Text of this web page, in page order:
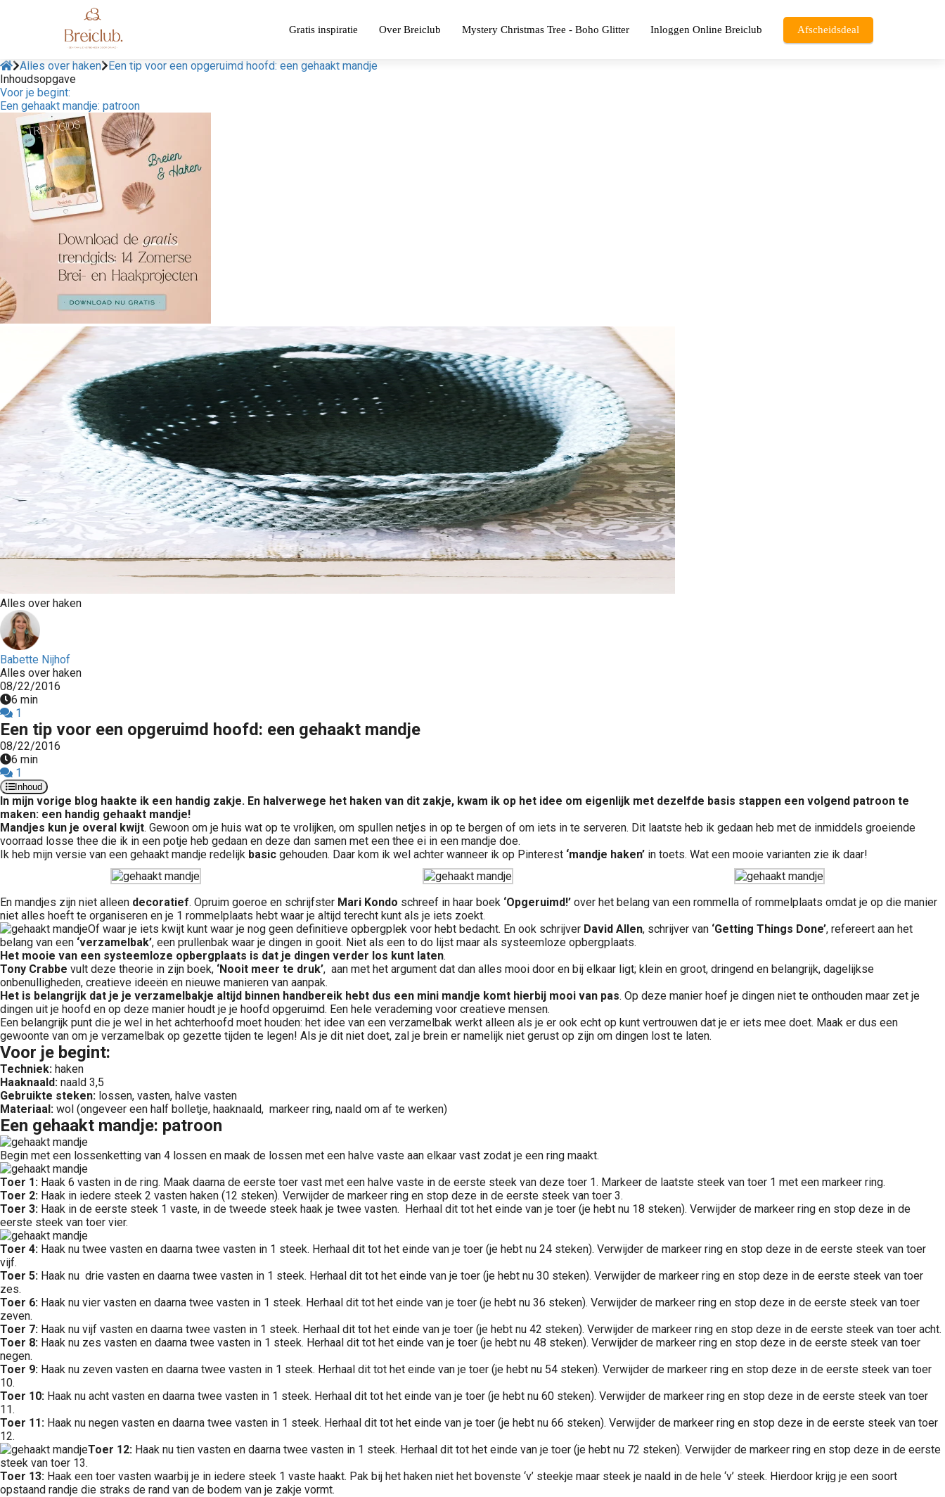
Gratis inspiratie Over Breiclub Mystery Christmas Tree - Boho Glitter Inloggen Online Breiclub Afscheidsdeal
Alles over haken
Een tip voor een opgeruimd hoofd: een gehaakt mandje
Inhoudsopgave
Voor je begint:
Een gehaakt mandje: patroon
Alles over haken
Babette Nijhof
Alles over haken
08/22/2016
6 min
1
Een tip voor een opgeruimd hoofd: een gehaakt mandje
08/22/2016
6 min
1
Inhoud
In mijn vorige blog haakte ik een handig zakje. En halverwege het haken van dit zakje, kwam ik op het idee om eigenlijk met dezelfde basis stappen een volgend patroon te
maken: een handig gehaakt mandje!
Mandjes kun je overal kwijt. Gewoon om je huis wat op te vrolijken, om spullen netjes in op te bergen of om iets in te serveren. Dit laatste heb ik gedaan heb met de inmiddels groeiende
voorraad losse thee die ik in een potje heb gedaan en deze dan samen met een thee ei in een mandje doe.
Ik heb mijn versie van een gehaakt mandje redelijk basic gehouden. Daar kom ik wel achter wanneer ik op Pinterest ‘mandje haken’ in toets. Wat een mooie varianten zie ik daar!
En mandjes zijn niet alleen decoratief. Opruim goeroe en schrijfster Mari Kondo schreef in haar boek ‘Opgeruimd!’ over het belang van een rommella of rommelplaats omdat je op die manier
niet alles hoeft te organiseren en je 1 rommelplaats hebt waar je altijd terecht kunt als je iets zoekt.
Of waar je iets kwijt kunt waar je nog geen definitieve opbergplek voor hebt bedacht. En ook schrijver David Allen, schrijver van ‘Getting Things Done’, refereert aan het
belang van een ‘verzamelbak’, een prullenbak waar je dingen in gooit. Niet als een to do lijst maar als systeemloze opbergplaats.
Het mooie van een systeemloze opbergplaats is dat je dingen verder los kunt laten.
Tony Crabbe vult deze theorie in zijn boek, ‘Nooit meer te druk’, aan met het argument dat dan alles mooi door en bij elkaar ligt; klein en groot, dringend en belangrijk, dagelijkse
onbenulligheden, creatieve ideeën en nieuwe manieren van aanpak.
Het is belangrijk dat je je verzamelbakje altijd binnen handbereik hebt dus een mini mandje komt hierbij mooi van pas. Op deze manier hoef je dingen niet te onthouden maar zet je
dingen uit je hoofd en op deze manier houdt je je hoofd opgeruimd. Een hele verademing voor creatieve mensen.
Een belangrijk punt die je wel in het achterhoofd moet houden: het idee van een verzamelbak werkt alleen als je er ook echt op kunt vertrouwen dat je er iets mee doet. Maak er dus een
gewoonte van om je verzamelbak op gezette tijden te legen! Als je dit niet doet, zal je brein er namelijk niet gerust op zijn om dingen lost te laten.
Voor je begint:
Techniek: haken
Haaknaald: naald 3,5
Gebruikte steken: lossen, vasten, halve vasten
Materiaal: wol (ongeveer een half bolletje, haaknaald, markeer ring, naald om af te werken)
Een gehaakt mandje: patroon
Begin met een lossenketting van 4 lossen en maak de lossen met een halve vaste aan elkaar vast zodat je een ring maakt.
Toer 1: Haak 6 vasten in de ring. Maak daarna de eerste toer vast met een halve vaste in de eerste steek van deze toer 1. Markeer de laatste steek van toer 1 met een markeer ring.
Toer 2: Haak in iedere steek 2 vasten haken (12 steken). Verwijder de markeer ring en stop deze in de eerste steek van toer 3.
Toer 3: Haak in de eerste steek 1 vaste, in de tweede steek haak je twee vasten. Herhaal dit tot het einde van je toer (je hebt nu 18 steken). Verwijder de markeer ring en stop deze in de
eerste steek van toer vier.
Toer 4: Haak nu twee vasten en daarna twee vasten in 1 steek. Herhaal dit tot het einde van je toer (je hebt nu 24 steken). Verwijder de markeer ring en stop deze in de eerste steek van toer
vijf.
Toer 5: Haak nu drie vasten en daarna twee vasten in 1 steek. Herhaal dit tot het einde van je toer (je hebt nu 30 steken). Verwijder de markeer ring en stop deze in de eerste steek van toer
zes.
Toer 6: Haak nu vier vasten en daarna twee vasten in 1 steek. Herhaal dit tot het einde van je toer (je hebt nu 36 steken). Verwijder de markeer ring en stop deze in de eerste steek van toer
zeven.
Toer 7: Haak nu vijf vasten en daarna twee vasten in 1 steek. Herhaal dit tot het einde van je toer (je hebt nu 42 steken). Verwijder de markeer ring en stop deze in de eerste steek van toer acht.
Toer 8: Haak nu zes vasten en daarna twee vasten in 1 steek. Herhaal dit tot het einde van je toer (je hebt nu 48 steken). Verwijder de markeer ring en stop deze in de eerste steek van toer
negen.
Toer 9: Haak nu zeven vasten en daarna twee vasten in 1 steek. Herhaal dit tot het einde van je toer (je hebt nu 54 steken). Verwijder de markeer ring en stop deze in de eerste steek van toer
10.
Toer 10: Haak nu acht vasten en daarna twee vasten in 1 steek. Herhaal dit tot het einde van je toer (je hebt nu 60 steken). Verwijder de markeer ring en stop deze in de eerste steek van toer
11.
Toer 11: Haak nu negen vasten en daarna twee vasten in 1 steek. Herhaal dit tot het einde van je toer (je hebt nu 66 steken). Verwijder de markeer ring en stop deze in de eerste steek van toer
12.
Toer 12: Haak nu tien vasten en daarna twee vasten in 1 steek. Herhaal dit tot het einde van je toer (je hebt nu 72 steken). Verwijder de markeer ring en stop deze in de eerste
steek van toer 13.
Toer 13: Haak een toer vasten waarbij je in iedere steek 1 vaste haakt. Pak bij het haken niet het bovenste ‘v’ steekje maar steek je naald in de hele ‘v’ steek. Hierdoor krijg je een soort
opstaand randje die straks de rand van de bodem van je zakje vormt.